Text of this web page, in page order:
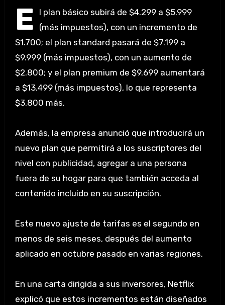
E
l plan básico subirá de $4.299 a $5.999
(más impuestos), con un incremento de
S1.700; el plan standard pasará de $7.199 a
$9.999 (más impuestos), con un aumento de
$2.800; y el plan premium de $9.699 aumentará
a $13.499 (más impuestos), lo que representa
$3.800 más.
Además, la empresa anunció que introducirá un
nuevo plan que permitirá a los suscriptores del
nivel con publicidad, agregar a una persona
fuera de su hogar para que también acceda al
contenido incluido en su suscripción.
Este nuevo ajuste de tarifas es el segundo en
menos de seis meses, después del aumento
aplicado en octubre pasado en varias regiones.
En una carta dirigida a sus inversores, Netflix
explicó que estos incrementos están diseñados